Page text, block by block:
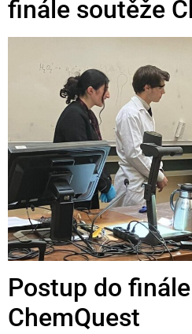
finále soutěže
Postup do
ChemQuest